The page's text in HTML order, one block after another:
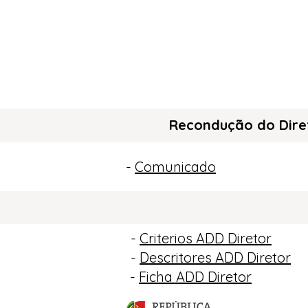
Recondução do
- Comunicado
- Criterios ADD Diretor
- Descritores ADD Diretor
- Ficha ADD Diretor